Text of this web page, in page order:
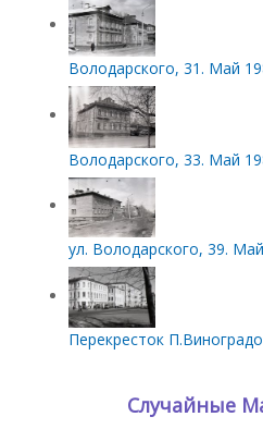
Володарского, 31. Май
Володарского, 33. Май
ул. Володарского, 39.
Перекресток
Случайные